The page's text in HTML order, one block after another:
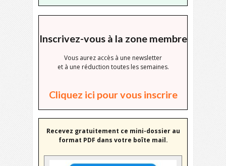
Inscrivez-vous à la zone membre
Vous aurez accès à une newsletter
et à une réduction toutes les semaines.
Cliquez ici pour vous inscrire
Recevez gratuitement ce mini-dossier au
format PDF dans votre boîte mail.